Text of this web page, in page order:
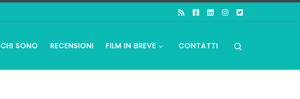
CHI SONO RECENSIONI FILM IN BREVE CONTATTI